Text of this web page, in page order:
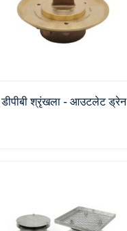
डीपीबी श्रृंखला - आउटलेट ड्रेन